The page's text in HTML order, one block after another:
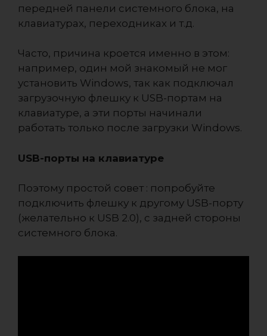
передней панели системного блока, на
клавиатурах, переходниках и т.д.
Часто, причина кроется именно в этом:
например, один мой знакомый не мог
установить Windows, так как подключал
загрузочную флешку к USB-портам на
клавиатуре, а эти порты начинали
работать только после загрузки Windows.
USB-порты на клавиатуре
Поэтому простой совет : попробуйте
подключить флешку к другому USB-порту
(желательно к USB 2.0), с задней стороны
системного блока.